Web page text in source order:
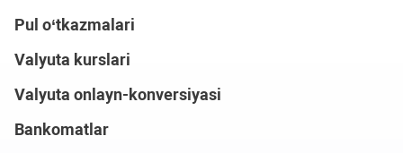
Pul o‘tkazmalari
Valyuta kurslari
Valyuta onlayn-konversiyasi
Bankomatlar